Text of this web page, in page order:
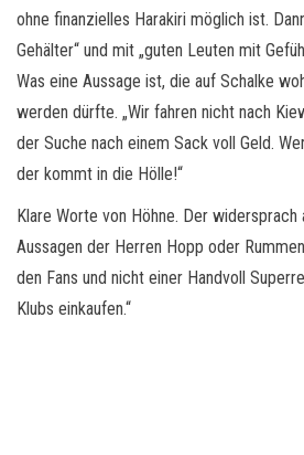
ohne finanzielles Harakiri möglich ist.
Gehälter“ und mit „guten Leuten mit
Was eine Aussage ist, die auf Schalke
werden dürfte. „Wir fahren nicht nach
der Suche nach einem Sack voll Geld.
der kommt in die Hölle!“
Klare Worte von Höhne. Der widersprach
Aussagen der Herren Hopp oder
den Fans und nicht einer Handvoll
Klubs einkaufen.“